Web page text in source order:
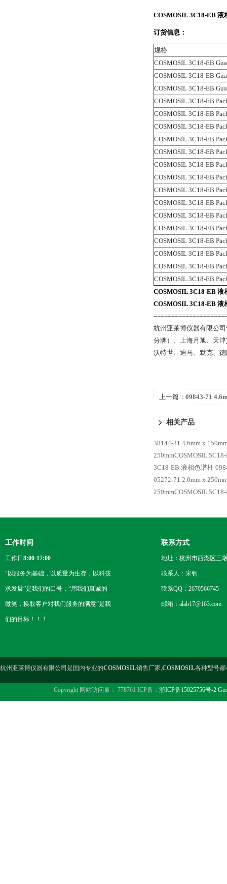
COSMOSIL 3C18-EB
订货信息：
规格
COSMOSIL 3C18-EB
COSMOSIL 3C18-EB
COSMOSIL 3C18-EB
COSMOSIL 3C18-EB
COSMOSIL 3C18-EB
COSMOSIL 3C18-EB
COSMOSIL 3C18-EB
COSMOSIL 3C18-EB
COSMOSIL 3C18-EB
COSMOSIL 3C18-EB
COSMOSIL 3C18-EB
COSMOSIL 3C18-EB
COSMOSIL 3C18-EB
COSMOSIL 3C18-EB
COSMOSIL 3C18-EB
COSMOSIL 3C18-EB
COSMOSIL 3C18-EB
COSMOSIL 3C18-EB
COSMOSIL 3C18-EB 液
COSMOSIL 3C18-EB 液
杭州亚莱博仪器有限公
分牌）、上海月旭、天
沃特世、迪马、默克、
上一篇： 09843-71
相关产品
38144-31 4.6mm x
250mmCOSMOSIL
3C18-EB 液相色谱柱
05272-71 2.0mm x
250mmCOSMOSIL
工作时间
工作日 8:00-17:00
“以服务为基础，以质量为生存，以科技
求发展”是我们的口号；“用我们真诚的
微笑，换取客户对我们服务的满意”是我
们的目标！！！
联系方式
地址：杭州市西湖区三
联系人：宋钊
联系QQ：2670566745
邮箱：alab17@163.com
杭州亚莱博仪器有限公司是国内专业的COSMOSIL销售厂家,COSMOSIL各种型号
Copyright 网站访问量： 778761 ICP备： 浙ICP备15025756号-2